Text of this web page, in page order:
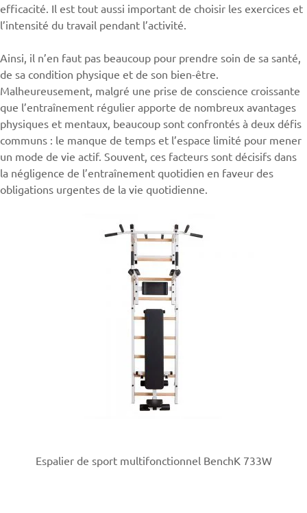
efficacité. Il est tout aussi important de choisir les exercices et
l’intensité du travail pendant l’activité.
Ainsi, il n’en faut pas beaucoup pour prendre soin de sa santé,
de sa condition physique et de son bien-être.
Malheureusement, malgré une prise de conscience croissante
que l’entraînement régulier apporte de nombreux avantages
physiques et mentaux, beaucoup sont confrontés à deux défis
communs : le manque de temps et l’espace limité pour mener
un mode de vie actif. Souvent, ces facteurs sont décisifs dans
la négligence de l’entraînement quotidien en faveur des
obligations urgentes de la vie quotidienne.
Espalier de sport multifonctionnel BenchK 733W